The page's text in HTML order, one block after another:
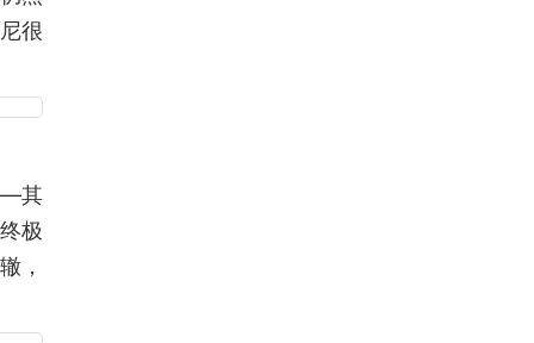
很
其
极
，